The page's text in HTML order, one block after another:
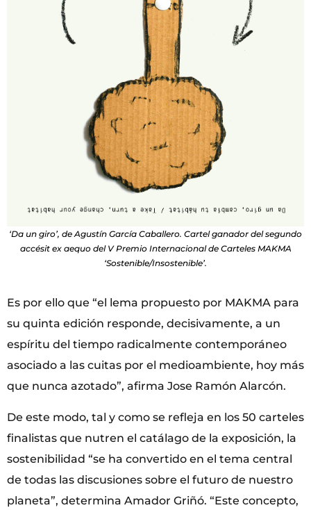
‘Da un giro’, de Agustín García Caballero. Cartel ganador del segundo
accésit ex aequo del V Premio Internacional de Carteles MAKMA
‘Sostenible/Insostenible’.
Es por ello que “el lema propuesto por MAKMA para
su quinta edición responde, decisivamente, a un
espíritu del tiempo radicalmente contemporáneo
asociado a las cuitas por el medioambiente, hoy más
que nunca azotado”, afirma Jose Ramón Alarcón.
De este modo, tal y como se refleja en los 50 carteles
finalistas que nutren el catálago de la exposición, la
sostenibilidad “se ha convertido en el tema central
de todas las discusiones sobre el futuro de nuestro
planeta”, determina Amador Griñó. “Este concepto,